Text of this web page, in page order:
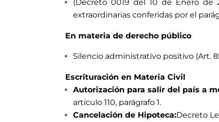
(Decreto 0019 del 10 de Enero de
extraordinarias conferidas por el
En materia de derecho público
Silencio administrativo positivo (Art.
Escrituración en Materia Civil
Autorización para salir del país a
artículo 110, parágrafo 1.
Cancelación de Hipoteca:Decreto